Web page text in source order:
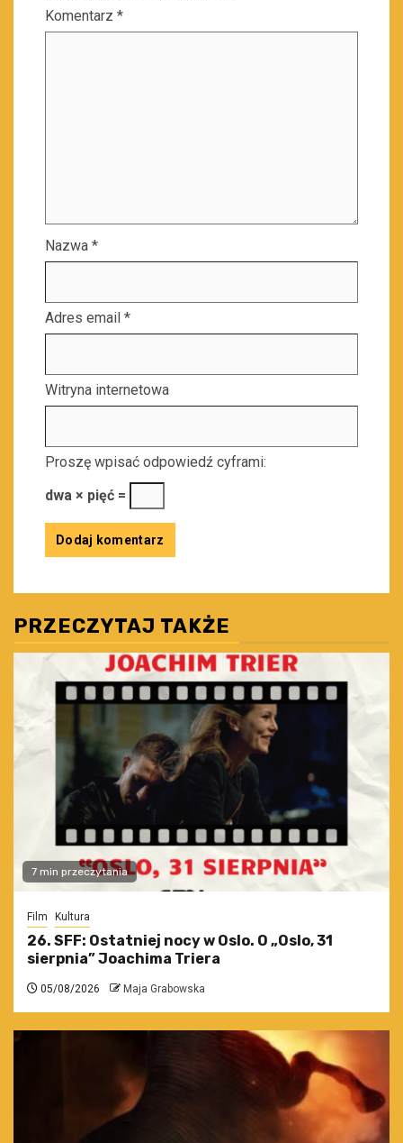
Komentarz *
Nazwa *
Adres email *
Witryna internetowa
Proszę wpisać odpowiedź cyframi:
dwa × pięć =
PRZECZYTAJ TAKŻE
7 min przeczytania
Film Kultura
26. SFF: Ostatniej nocy w Oslo. O „Oslo, 31
sierpnia” Joachima Triera
05/08/2026 Maja Grabowska